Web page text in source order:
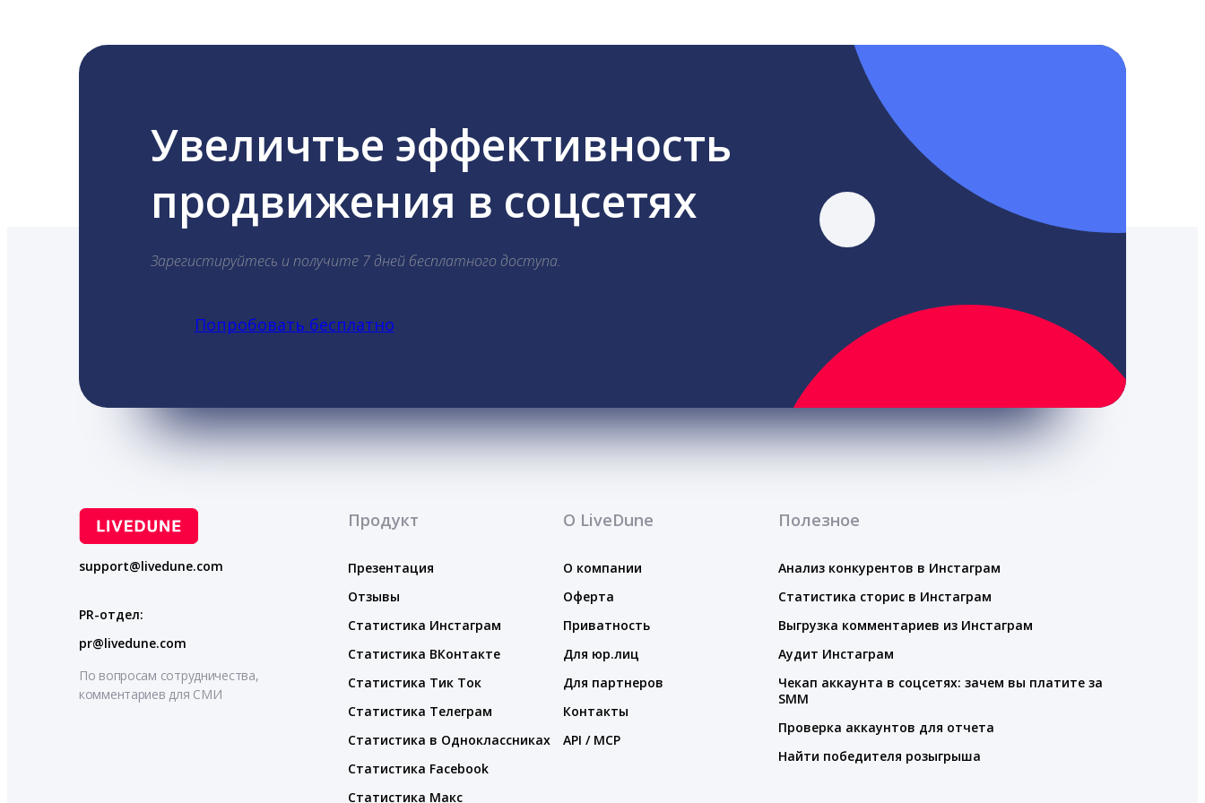
Увеличтье эффективность
продвижения в соцсетях
Зарегистируйтесь и получите 7 дней бесплатного доступа.
Попробовать бесплатно
support@livedune.com
PR-отдел:
pr@livedune.com
По вопросам сотрудничества,
комментариев для СМИ
Продукт
Презентация
Отзывы
Статистика Инстаграм
Статистика ВКонтакте
Статистика Тик Ток
Статистика Телеграм
Статистика в Одноклассниках
Статистика Facebook
Статистика Макс
О LiveDune
О компании
Оферта
Приватность
Для юр.лиц
Для партнеров
Контакты
API / MCP
Полезное
Анализ конкурентов в Инстаграм
Статистика сторис в Инстаграм
Выгрузка комментариев из Инстаграм
Аудит Инстаграм
Чекап аккаунта в соцсетях: зачем вы платите за
SMM
Проверка аккаунтов для отчета
Найти победителя розыгрыша